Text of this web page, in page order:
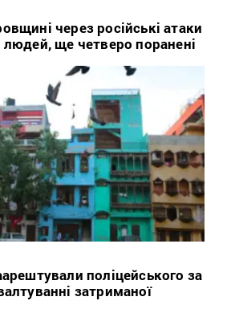
через російські атаки
людей, ще четверо поранені
поліцейського за
затриманої